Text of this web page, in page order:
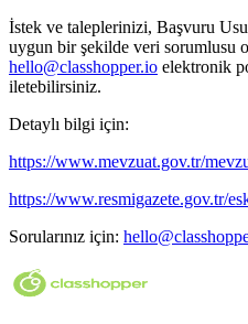
İstek ve taleplerinizi, Başvuru
uygun bir şekilde veri sorumlusu
hello@classhopper.io elektronik
iletebilirsiniz.
Detaylı bilgi için:
https://www.mevzuat.gov.tr/
https://www.resmigazete.gov.tr/
Sorularınız için: